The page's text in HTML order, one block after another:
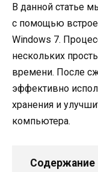
В данной статье
с помощью
Windows 7.
нескольких
времени. После
эффективно
хранения и
компьютера.
Содержание